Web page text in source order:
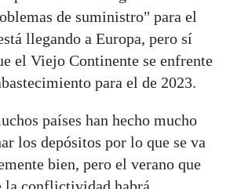
de suministro" para el
llegando a Europa, pero sí
el Viejo Continente se enfrente
para el de 2023.
países han hecho mucho
los depósitos por lo que se va
bien, pero el verano que
la conflictividad habrá